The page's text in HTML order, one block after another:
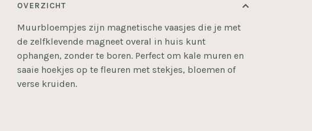
OVERZICHT
Muurbloempjes zijn magnetische vaasjes die je met
de zelfklevende magneet overal in huis kunt
ophangen, zonder te boren. Perfect om kale muren en
saaie hoekjes op te fleuren met stekjes, bloemen of
verse kruiden.